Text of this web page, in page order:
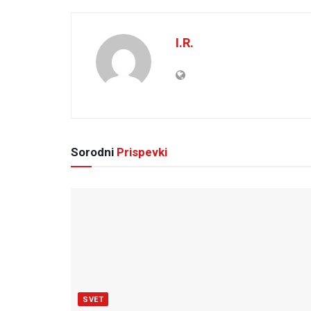
I.R.
Sorodni Prispevki
SVET